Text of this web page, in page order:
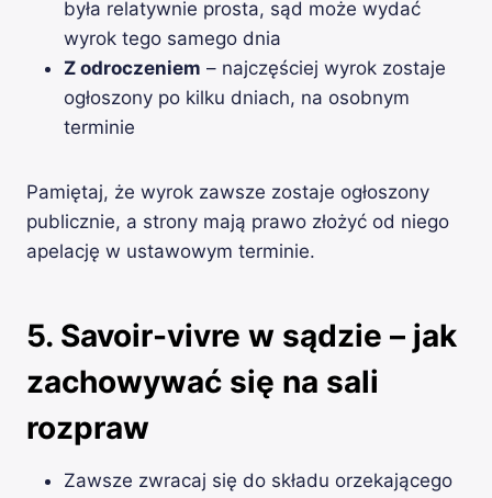
była relatywnie prosta, sąd może wydać
wyrok tego samego dnia
Z odroczeniem – najczęściej wyrok zostaje
ogłoszony po kilku dniach, na osobnym
terminie
Pamiętaj, że wyrok zawsze zostaje ogłoszony
publicznie, a strony mają prawo złożyć od niego
apelację w ustawowym terminie.
5. Savoir-vivre w sądzie – jak
zachowywać się na sali
rozpraw
Zawsze zwracaj się do składu orzekającego